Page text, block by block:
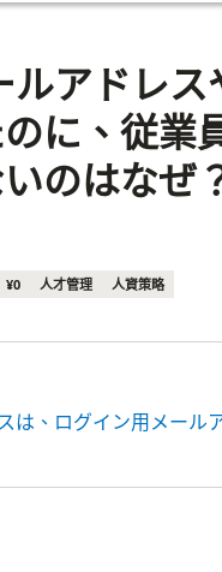
ルアドレ
に、従業
のはなぜ
¥0 人才管理 人資策略
は、ログイン用メール